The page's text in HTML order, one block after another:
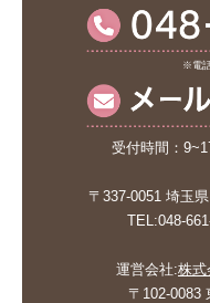
※電
受付時間：
〒337-0051 埼玉
TEL:048-
運営会社:株式
〒102-0083